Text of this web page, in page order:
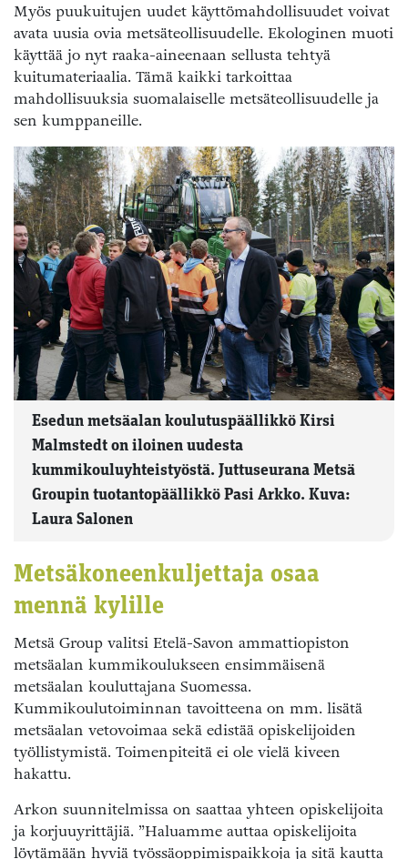
Myös puukuitujen uudet käyttömahdollisuudet voivat
avata uusia ovia metsäteollisuudelle. Ekologinen muoti
käyttää jo nyt raaka-aineenaan sellusta tehtyä
kuitumateriaalia. Tämä kaikki tarkoittaa
mahdollisuuksia suomalaiselle metsäteollisuudelle ja
sen kumppaneille.
Esedun metsäalan koulutuspäällikkö Kirsi
Malmstedt on iloinen uudesta
kummikouluyhteistyöstä. Juttuseurana Metsä
Groupin tuotantopäällikkö Pasi Arkko. Kuva:
Laura Salonen
Metsäkoneenkuljettaja osaa
mennä kylille
Metsä Group valitsi Etelä-Savon ammattiopiston
metsäalan kummikoulukseen ensimmäisenä
metsäalan kouluttajana Suomessa.
Kummikoulutoiminnan tavoitteena on mm. lisätä
metsäalan vetovoimaa sekä edistää opiskelijoiden
työllistymistä. Toimenpiteitä ei ole vielä kiveen
hakattu.
Arkon suunnitelmissa on saattaa yhteen opiskelijoita
ja korjuuyrittäjiä. ”Haluamme auttaa opiskelijoita
löytämään hyviä työssäoppimispaikkoja ja sitä kautta